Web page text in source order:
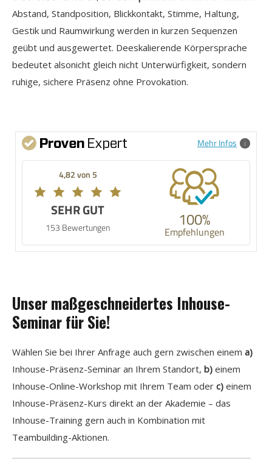
Abstand, Standposition, Blickkontakt, Stimme, Haltung,
Gestik und Raumwirkung werden in kurzen Sequenzen
geübt und ausgewertet. Deeskalierende Körpersprache
bedeutet alsonicht gleich nicht Unterwürfigkeit, sondern
ruhige, sichere Präsenz ohne Provokation.
Mehr Infos
4,82 von 5
SEHR GUT
153 Bewertungen 100%
Empfehlungen
Unser maßgeschneidertes Inhouse-
Seminar für Sie!
Wählen Sie bei Ihrer Anfrage auch gern zwischen einem a)
Inhouse-Präsenz-Seminar an Ihrem Standort, b) einem
Inhouse-Online-Workshop mit Ihrem Team oder c) einem
Inhouse-Präsenz-Kurs direkt an der Akademie – das
Inhouse-Training gern auch in Kombination mit
Teambuilding-Aktionen.